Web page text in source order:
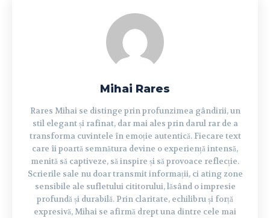
Mihai Rares
Rares Mihai se distinge prin profunzimea gândirii, un
stil elegant și rafinat, dar mai ales prin darul rar de a
transforma cuvintele în emoție autentică. Fiecare text
care îi poartă semnătura devine o experiență intensă,
menită să captiveze, să inspire și să provoace reflecție.
Scrierile sale nu doar transmit informații, ci ating zone
sensibile ale sufletului cititorului, lăsând o impresie
profundă și durabilă. Prin claritate, echilibru și forță
expresivă, Mihai se afirmă drept una dintre cele mai